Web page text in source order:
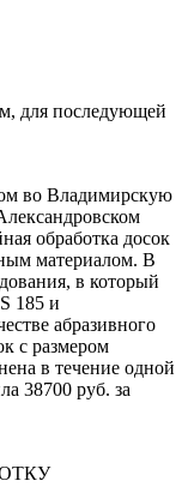
для последующей
во Владимирскую
обработка досок
материалом. В
в который
185 и
абразивного
с размером
в течение одной
38700 руб. за